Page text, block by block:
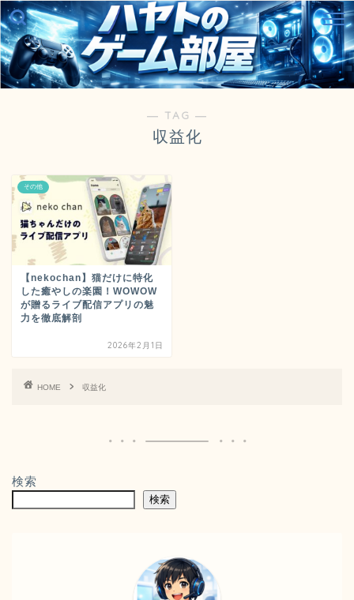
― TAG ―
収益化
その他
【nekochan】猫だけに特化
した癒やしの楽園！WOWOW
が贈るライブ配信アプリの魅
力を徹底解剖
2026年2月1日
HOME 収益化
検索
検索